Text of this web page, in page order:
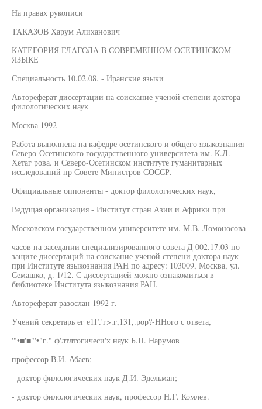
На правах рукописи
ТАКАЗОВ Харум Алиханович
КАТЕГОРИЯ ГЛАГОЛА В СОВРЕМЕННОМ ОСЕТИНСКОМ
ЯЗЫКЕ
Специальность 10.02.08. - Иранские языки
Автореферат диссертации на соискание ученой степени доктора
филологических наук
Москва 1992
Работа выполнена на кафедре осетинского и общего языкознания
Северо-Осетинского государственного университета им. К.Л.
Хетаг рова. и Северо-Осетинском институте гуманитарных
исследований пр Совете Министров СОССР.
Официальные оппоненты - доктор филологических наук,
Ведущая организация - Институт стран Азии и Африки при
Московском государственном университете им. М.В. Ломоносова
часов на заседании специализированного совета Д 002.17.03 по
защите диссертаций на соискание ученой степени доктора наук
при Институте языкознания РАН по адресу: 103009, Москва, ул.
Семашко, д. 1/12. С диссертацией можно ознакомиться в
библиотеке Института языкознания РАН.
Автореферат разослан 1992 г.
Учений секретарь ег е1Г.'г>.г,131,.рор?-ННого с ответа,
'"•■'■"'•"г." ф'лтлтогичеси'х наук Б.П. Нарумов
профессор В.И. Абаев;
- доктор филологических наук Д.И. Эдельман;
- доктор филологических наук, профессор Н.Г. Комлев.